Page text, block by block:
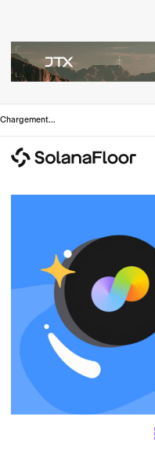
Chargement...